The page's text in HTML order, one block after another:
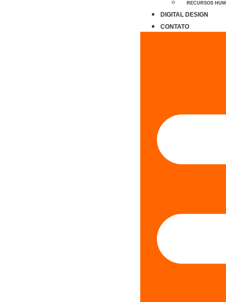
RECURSOS
DIGITAL DESIGN
CONTATO